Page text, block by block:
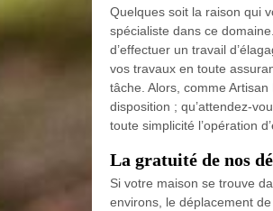
Quelques soit la raison qui
spécialiste dans ce
d’effectuer un travail
vos travaux en toute
tâche. Alors, comme
disposition ; qu’attendez-
toute simplicité l’opération
La gratuité de nos
Si votre maison se trouve
environs, le déplacement